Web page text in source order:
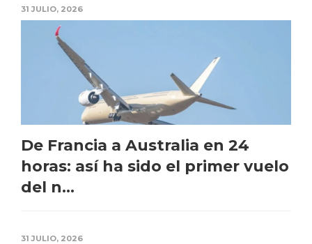
31 JULIO, 2026
De Francia a Australia en 24
horas: así ha sido el primer vuelo
del n...
31 JULIO, 2026